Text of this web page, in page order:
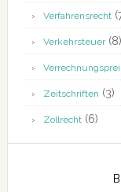
Verfahrensrecht
Verkehrsteuer(8)
Zeitschriften (3)
Zollrecht(6)